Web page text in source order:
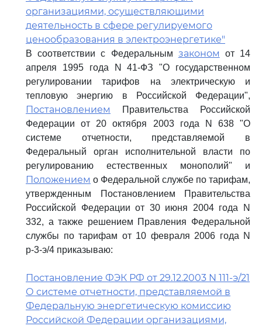
организациями, осуществляющими
деятельность в сфере регулируемого
ценообразования в электроэнергетике"
В соответствии с Федеральным законом от 14
апреля 1995 года N 41-ФЗ "О государственном
регулировании тарифов на электрическую и
тепловую энергию в Российской Федерации",
Постановлением
Правительства Российской
Федерации от 20 октября 2003 года N 638 "О
системе отчетности, представляемой в
Федеральный орган исполнительной власти по
регулированию естественных монополий" и
Положением о Федеральной службе по тарифам,
утвержденным Постановлением Правительства
Российской Федерации от 30 июня 2004 года N
332, а также решением Правления Федеральной
службы по тарифам от 10 февраля 2006 года N
р-3-э/4 приказываю:
Постановление ФЭК РФ от 29.12.2003 N 111-э/21
О системе отчетности, представляемой в
Федеральную энергетическую комиссию
Российской Федерации организациями,